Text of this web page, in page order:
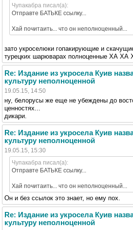
Чупакабра писал(а):
Отправте БАТЬКЕ ссылку...
Хай почитаить... что он неполноценный...
зато укроселюки гопакирующие и
турецких шарюварах полноценные ХА ХА
Re: Издание из укросела Куив
культуру неполноценной
19.05.15, 14:50
ну, белорусы же еще не убеждены до
ценностях...
дикари.
Re: Издание из укросела Куив
культуру неполноценной
19.05.15, 15:30
Чупакабра писал(а):
Отправте БАТЬКЕ ссылку...
Хай почитаить... что он неполноценный...
Он и без ссылок это знает, но ему пох.
Re: Издание из укросела Куив
культуру неполноценной